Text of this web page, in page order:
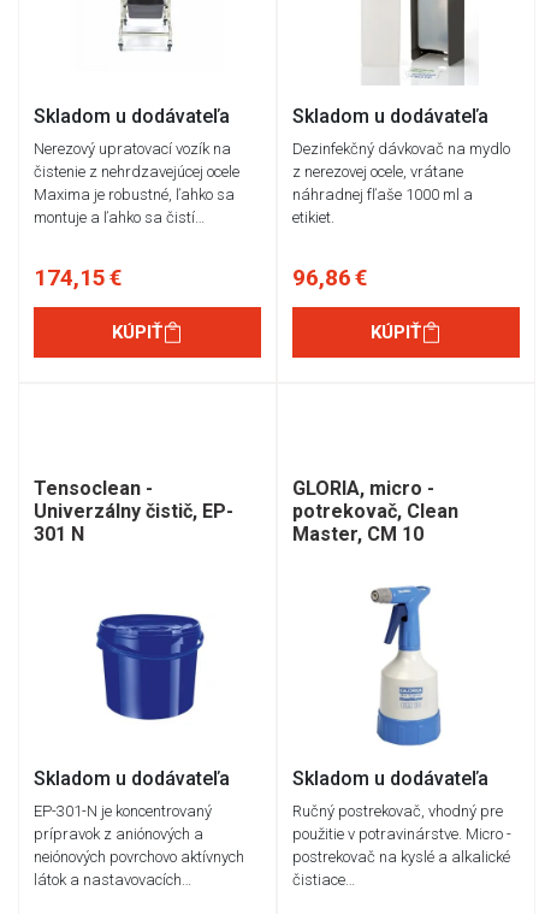
Skladom u dodávateľa
Nerezový upratovací vozík na
čistenie z nehrdzavejúcej ocele
Maxima je robustné, ľahko sa
montuje a ľahko sa čistí…
174,15 €
KÚPIŤ
Skladom u dodávateľa
Dezinfekčný dávkovač na mydlo
z nerezovej ocele, vrátane
náhradnej fľaše 1000 ml a
etikiet.
96,86 €
KÚPIŤ
Tensoclean -
Univerzálny čistič, EP-
301 N
Skladom u dodávateľa
EP-301-N je koncentrovaný
prípravok z aniónových a
neiónových povrchovo aktívnych
látok a nastavovacích…
GLORIA, micro -
potrekovač, Clean
Master, CM 10
Skladom u dodávateľa
Ručný postrekovač, vhodný pre
použitie v potravinárstve. Micro -
postrekovač na kyslé a alkalické
čistiace…